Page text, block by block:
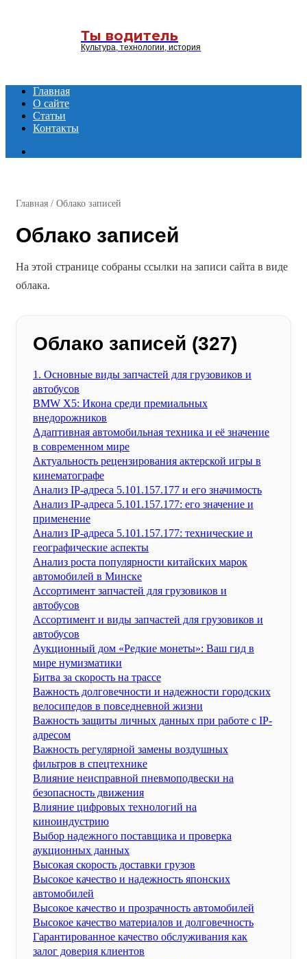
Ты водитель
Культура, технологии, история
Главная
О сайте
Статьи
Контакты
Главная / Облако записей
Облако записей
На этой странице собраны ссылки на записи сайта в виде
облака.
Облако записей (327)
1. Основные виды запчастей для грузовиков и
автобусов
BMW X5: Икона среди премиальных
внедорожников
Адаптивная автомобильная техника и её значение
в современном мире
Актуальность рецензирования актерской игры в
кинематографе
Анализ IP-адреса 5.101.157.177 и его значимость
Анализ IP-адреса 5.101.157.177: его значение и
применение
Анализ IP-адреса 5.101.157.177: технические и
географические аспекты
Анализ роста популярности китайских марок
автомобилей в Минске
Ассортимент запчастей для грузовиков и
автобусов
Ассортимент и виды запчастей для грузовиков и
автобусов
Аукционный дом «Редкие монеты»: Ваш гид в
мире нумизматики
Битва за скорость на трассе
Важность долговечности и надежности городских
велосипедов в повседневной жизни
Важность защиты личных данных при работе с IP-
адресом
Важность регулярной замены воздушных
фильтров в спецтехнике
Влияние неисправной пневмоподвески на
безопасность движения
Влияние цифровых технологий на
киноиндустрию
Выбор надежного поставщика и проверка
аукционных данных
Высокая скорость доставки грузов
Высокое качество и надежность японских
автомобилей
Высокое качество и прозрачность автомобилей
Высокое качество материалов и долговечность
Гарантированное качество обслуживания как
залог доверия клиентов